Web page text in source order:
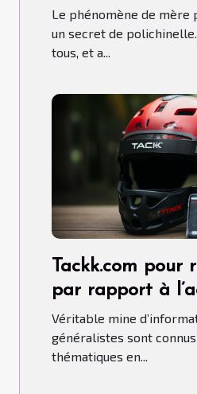
ont-ils fait
porteuses ?
Le phénomène de mère
un secret de
tous, et a...
Tackk.com pour
par rapport à
Véritable mine
généralistes sont
thématiques en...